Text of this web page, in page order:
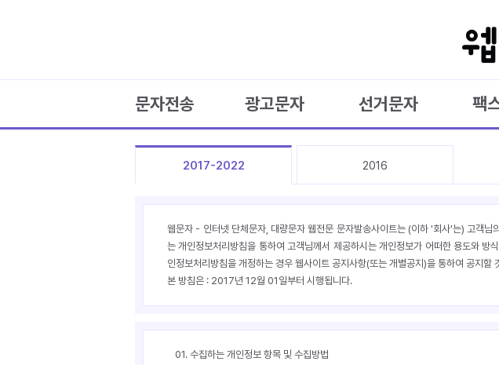
문자전송 광고문자 선거문자 팩
2017-2022 2016
웹문자 - 인터넷 단체문자, 대량문자 웹전문 문자발송사이트는 (이하 '회사'는) 고객
는 개인정보처리방침을 통하여 고객님께서 제공하시는 개인정보가 어떠한 용도와
인정보처리방침을 개정하는 경우 웹사이트 공지사항(또는 개별공지)을 통하여 공지할
본 방침은 : 2017년 12월 01일부터 시행됩니다.
01. 수집하는 개인정보 항목 및 수집방법